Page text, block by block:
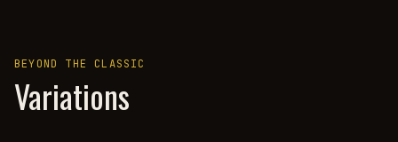
BEYOND THE CLASSIC
Variations